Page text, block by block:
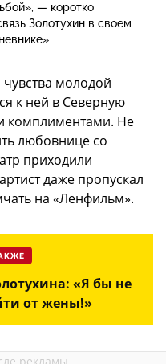
— коротко
Золотухин в своем
чувства молодой
к ней в Северную
комплиментами. Не
любовнице со
приходили
даже пропускал
на «Ленфильм».
«Я бы не
от жены!»